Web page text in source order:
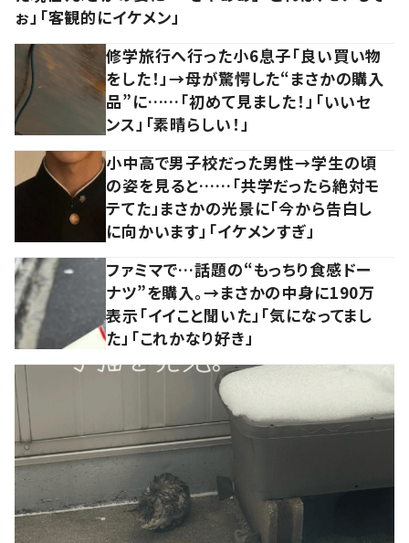
ぉ」「客観的にイケメン」
修学旅行へ行った小6息子「良い買い物
をした！」→母が驚愕した“まさかの購入
品”に……「初めて見ました！」「いいセ
ンス」「素晴らしい！」
小中高で男子校だった男性→学生の頃
の姿を見ると……「共学だったら絶対モ
テてた」まさかの光景に「今から告白し
に向かいます」「イケメンすぎ」
ファミマで…話題の“もっちり食感ドー
ナツ”を購入。→まさかの中身に190万
表示「イイこと聞いた」「気になってまし
た」「これかなり好き」